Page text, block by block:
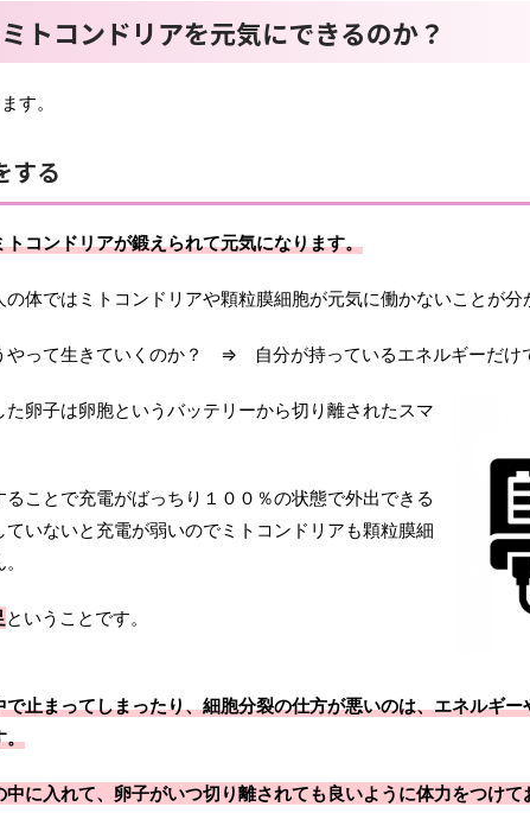
トコンドリアを元気にできるのか？
す。
する
コンドリアが鍛えられて元気になります。
体ではミトコンドリアや顆粒膜細胞が元気に働かないことが分
やって生きていくのか？ ⇒ 自分が持っているエネルギーだけ
卵子は卵胞というバッテリーから切り離されたスマ
ることで充電がばっちり１００％の状態で外出できる
いないと充電が弱いのでミトコンドリアも顆粒膜細
ということです。
止まってしまったり、細胞分裂の仕方が悪いのは、エネルギ
。
に入れて、卵子がいつ切り離されても良いように体力をつけて